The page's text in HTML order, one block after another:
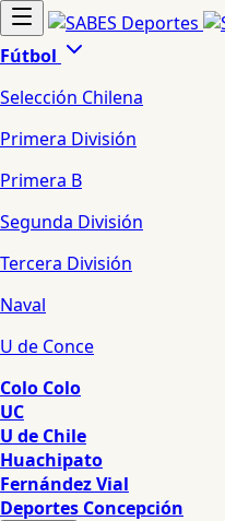
Fútbol
Selección Chilena
Primera División
Primera B
Segunda División
Tercera División
Naval
U de Conce
Colo Colo
UC
U de Chile
Huachipato
Fernández Vial
Deportes Concepción